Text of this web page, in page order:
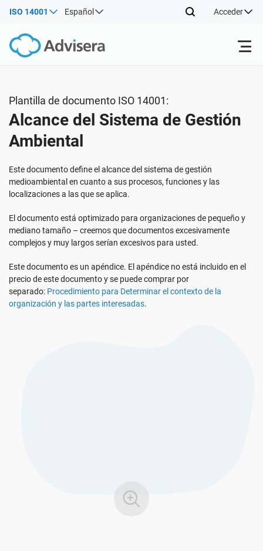
ISO 14001 Español Acceder
ISO 27001
DORA
ISO 42001
RGPD UE
ISO 9001
Recursos gratuitos
Por dónde empezar
Otros
Consultores
Empresas de TI y SaaS
Infraestructura crítica
Fabricación
Acerca de nosotros
Contáctenos
Ver Demo
Plantilla de documento ISO 14001:
Alcance del Sistema de Gestión
Ambiental
Este documento define el alcance del sistema de gestión
medioambiental en cuanto a sus procesos, funciones y las
localizaciones a las que se aplica.
El documento está optimizado para organizaciones de pequeño y
mediano tamaño – creemos que documentos excesivamente
complejos y muy largos serían excesivos para usted.
Este documento es un apéndice. El apéndice no está incluido en el
precio de este documento y se puede comprar por
separado: Procedimiento para Determinar el contexto de la
organización y las partes interesadas.